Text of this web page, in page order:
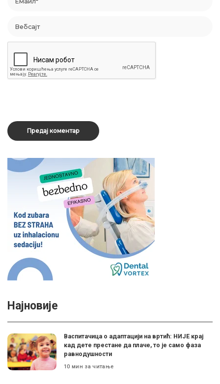
Најновије
Васпитачица о адаптацији на вртић: НИЈЕ крај
кад дете престане да плаче, то је само фаза
равнодушности
10 мин за читање